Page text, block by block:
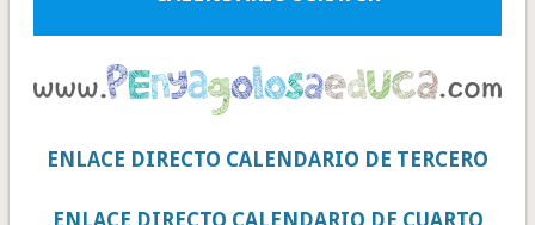
ENLACE DIRECTO CALENDARIO DE TERCERO